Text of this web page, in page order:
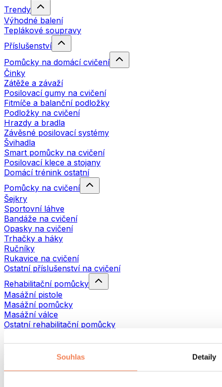
Souhlas Detaily
Trendy
Výhodné balení
Teplákové soupravy
Příslušenství
Pomůcky na domácí cvičení
Činky
Zátěže a závaží
Posilovací gumy na cvičení
Fitmíče a balanční podložky
Podložky na cvičení
Hrazdy a bradla
Závěsné posilovací systémy
Švihadla
Smart pomůcky na cvičení
Posilovací klece a stojany
Domácí trénink ostatní
Pomůcky na cvičení
Šejkry
Sportovní láhve
Bandáže na cvičení
Opasky na cvičení
Trhačky a háky
Ručníky
Rukavice na cvičení
Ostatní příslušenství na cvičení
Rehabilitační pomůcky
Masážní pistole
Masážní pomůcky
Masážní válce
Ostatní rehabilitační pomůcky
Batohy